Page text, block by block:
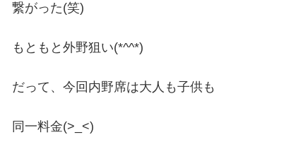
繋がった(笑)
もともと外野狙い(*^^*)
だって、今回内野席は大人も子供も
同一料金(>_<)